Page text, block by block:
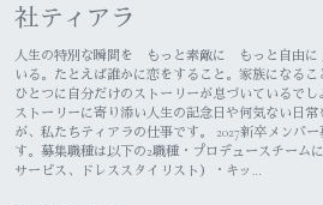
社ティアラ
人生の特別な瞬間を もっと素敵に もっと自由に
いる。たとえば誰かに恋をすること。家族になる
ひとつに自分だけのストーリーが息づいているで
ストーリーに寄り添い人生の記念日や何気ない日
が、私たちティアラの仕事です。 2027新卒メンバ
す。募集職種は以下の2職種・プロデュースチーム
サービス、ドレススタイリスト）・キッ…